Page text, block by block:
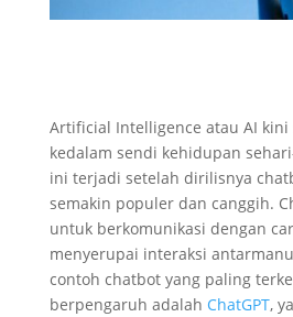
Artificial Intelligence atau AI kini
kedalam sendi kehidupan
ini terjadi setelah dirilisnya
semakin populer dan canggih.
untuk berkomunikasi dengan
menyerupai interaksi
contoh chatbot yang paling
berpengaruh adalah ChatGPT,